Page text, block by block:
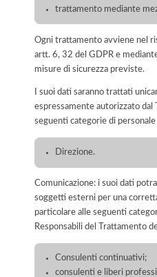
trattamento mediante
Ogni trattamento avviene nel
artt. 6, 32 del GDPR e
misure di sicurezza previste.
I suoi dati saranno trattati
espressamente autorizzato dal
seguenti categorie di
Direzione.
Comunicazione: i suoi dati
soggetti esterni per una
particolare alle seguenti
Responsabili del Trattamento
Consulenti continuativi;
consulenti e liberi